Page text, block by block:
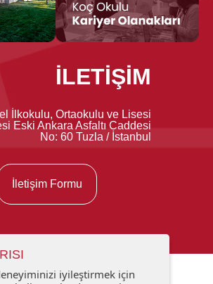
İLETİŞİM
İlkokulu, Ortaokulu ve Lisesi
Eski Ankara Asfaltı Caddesi
No: 60 Tuzla / İstanbul
İletişim Formu
iyileştirmek için